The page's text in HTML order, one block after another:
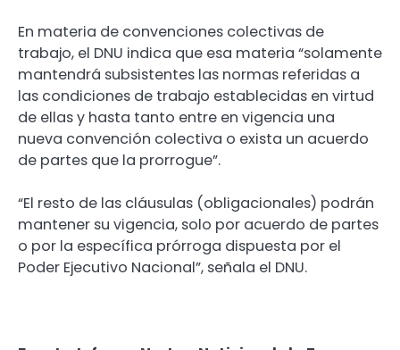
En materia de convenciones colectivas de
trabajo, el DNU indica que esa materia “solamente
mantendrá subsistentes las normas referidas a
las condiciones de trabajo establecidas en virtud
de ellas y hasta tanto entre en vigencia una
nueva convención colectiva o exista un acuerdo
de partes que la prorrogue”.
“El resto de las cláusulas (obligacionales) podrán
mantener su vigencia, solo por acuerdo de partes
o por la específica prórroga dispuesta por el
Poder Ejecutivo Nacional”, señala el DNU.